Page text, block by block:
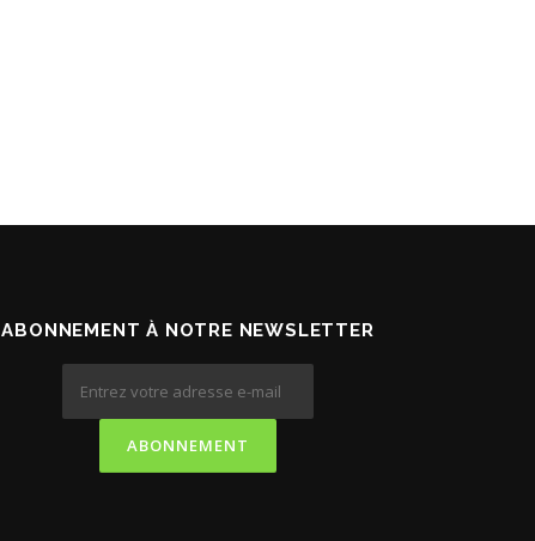
ABONNEMENT À NOTRE NEWSLETTER